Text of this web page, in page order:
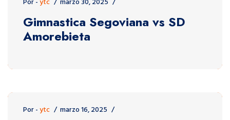
Gimnastica Segoviana vs SD
Amorebieta
Por -ytc marzo 16, 2025